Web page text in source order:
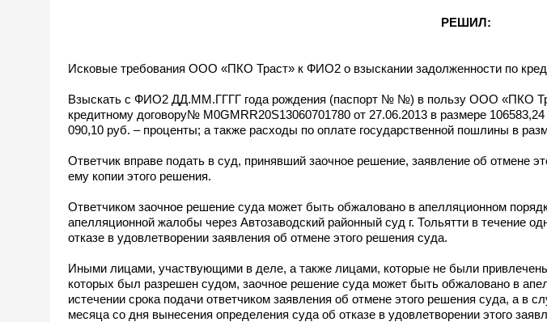
РЕШИЛ:
Исковые требования ООО «ПКО Траст» к ФИО2 о взыскании задолженности по
Взыскать с ФИО2 ДД.ММ.ГГГГ года рождения (паспорт № №) в пользу ООО «ПКО
кредитному договору№ М0GMRR20S13060701780 от 27.06.2013 в размере
090,10 руб. – проценты; а также расходы по оплате государственной пошлины в
Ответчик вправе подать в суд, принявший заочное решение, заявление об отмене
ему копии этого решения.
Ответчиком заочное решение суда может быть обжаловано в апелляционном
апелляционной жалобы через Автозаводский районный суд г. Тольятти в течение
отказе в удовлетворении заявления об отмене этого решения суда.
Иными лицами, участвующими в деле, а также лицами, которые не были
которых был разрешен судом, заочное решение суда может быть обжаловано в
истечении срока подачи ответчиком заявления об отмене этого решения суда, а в
месяца со дня вынесения определения суда об отказе в удовлетворении этого